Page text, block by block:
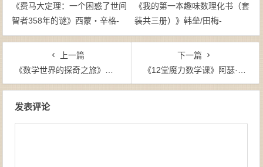
《费马大定理：一个困惑了世间
智者358年的谜》西蒙・辛格-
epub+mobi
《我的第一本趣味数理化书（套
装共三册）》韩垒/田梅-
epub+mobi+azw3
上一篇
《数学世界的探奇之旅》布赖恩·克莱格（作者）-epub+mobi+azw3
下一篇
《12堂魔力数学课》阿瑟·本杰明（作者）-epub+mobi+azw3
发表评论